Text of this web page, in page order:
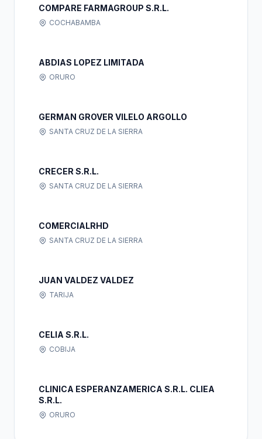
COMPARE FARMAGROUP S.R.L.
COCHABAMBA
ABDIAS LOPEZ LIMITADA
ORURO
GERMAN GROVER VILELO ARGOLLO
SANTA CRUZ DE LA SIERRA
CRECER S.R.L.
SANTA CRUZ DE LA SIERRA
COMERCIALRHD
SANTA CRUZ DE LA SIERRA
JUAN VALDEZ VALDEZ
TARIJA
CELIA S.R.L.
COBIJA
CLINICA ESPERANZAMERICA S.R.L. CLIEA
S.R.L.
ORURO